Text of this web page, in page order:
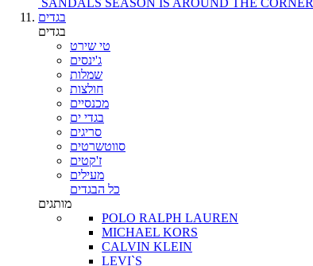
בגדים
בגדים
טי שירט
ג'ינסים
שמלות
חולצות
מכנסיים
בגדי ים
סריגים
סווטשרטים
ז'קטים
מעילים
כל הבגדים
מותגים
POLO RALPH LAUREN
MICHAEL KORS
CALVIN KLEIN
LEVI`S